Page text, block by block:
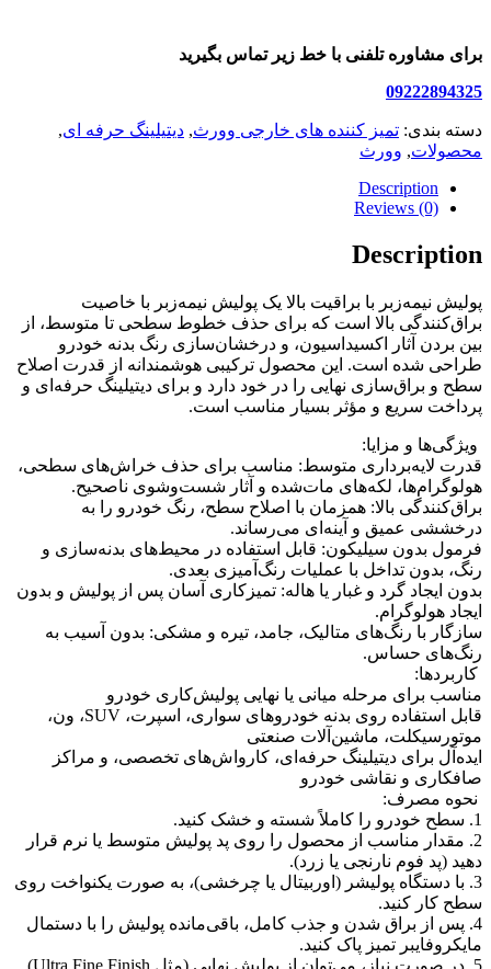
برای مشاوره تلفنی با خط زیر تماس بگیرید
09222894325
دسته بندی: تمیز کننده های خارجی وورث, دیتیلینگ حرفه ای,
محصولات, وورث
Description
Reviews (0)
Description
پولیش نیمه‌زبر با براقیت بالا یک پولیش نیمه‌زبر با خاصیت
براق‌کنندگی بالا است که برای حذف خطوط سطحی تا متوسط، از
بین بردن آثار اکسیداسیون، و درخشان‌سازی رنگ بدنه خودرو
طراحی شده است. این محصول ترکیبی هوشمندانه از قدرت اصلاح
سطح و براق‌سازی نهایی را در خود دارد و برای دیتیلینگ حرفه‌ای و
پرداخت سریع و مؤثر بسیار مناسب است.
ویژگی‌ها و مزایا:
قدرت لایه‌برداری متوسط: مناسب برای حذف خراش‌های سطحی،
هولوگرام‌ها، لکه‌های مات‌شده و آثار شست‌وشوی ناصحیح.
براق‌کنندگی بالا: همزمان با اصلاح سطح، رنگ خودرو را به
درخششی عمیق و آینه‌ای می‌رساند.
فرمول بدون سیلیکون: قابل استفاده در محیط‌های بدنه‌سازی و
رنگ، بدون تداخل با عملیات رنگ‌آمیزی بعدی.
بدون ایجاد گرد و غبار یا هاله: تمیزکاری آسان پس از پولیش و بدون
ایجاد هولوگرام.
سازگار با رنگ‌های متالیک، جامد، تیره و مشکی: بدون آسیب به
رنگ‌های حساس.
کاربردها:
مناسب برای مرحله میانی یا نهایی پولیش‌کاری خودرو
قابل استفاده روی بدنه خودروهای سواری، اسپرت، SUV، ون،
موتورسیکلت، ماشین‌آلات صنعتی
ایده‌آل برای دیتیلینگ حرفه‌ای، کارواش‌های تخصصی، و مراکز
صافکاری و نقاشی خودرو
نحوه مصرف:
1. سطح خودرو را کاملاً شسته و خشک کنید.
2. مقدار مناسب از محصول را روی پد پولیش متوسط یا نرم قرار
دهید (پد فوم نارنجی یا زرد).
3. با دستگاه پولیشر (اوربیتال یا چرخشی)، به صورت یکنواخت روی
سطح کار کنید.
4. پس از براق شدن و جذب کامل، باقی‌مانده پولیش را با دستمال
مایکروفایبر تمیز پاک کنید.
5. در صورت نیاز، می‌توان از پولیش نهایی (مثل Ultra Fine Finish)